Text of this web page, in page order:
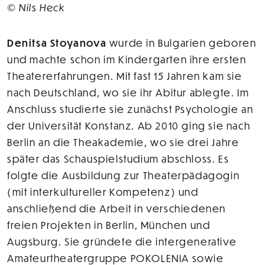
© Nils Heck
Denitsa Stoyanova wurde in Bulgarien geboren
und machte schon im Kindergarten ihre ersten
Theatererfahrungen. Mit fast 15 Jahren kam sie
nach Deutschland, wo sie ihr Abitur ablegte. Im
Anschluss studierte sie zunächst Psychologie an
der Universität Konstanz. Ab 2010 ging sie nach
Berlin an die Theakademie, wo sie drei Jahre
später das Schauspielstudium abschloss. Es
folgte die Ausbildung zur Theaterpädagogin
(mit interkultureller Kompetenz) und
anschließend die Arbeit in verschiedenen
freien Projekten in Berlin, München und
Augsburg. Sie gründete die intergenerative
Amateurtheatergruppe POKOLENIA sowie